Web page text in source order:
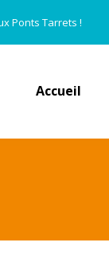
Ponts Tarrets !
Accueil